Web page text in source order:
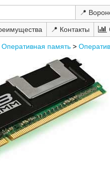
📍
📍
Оперативная память>